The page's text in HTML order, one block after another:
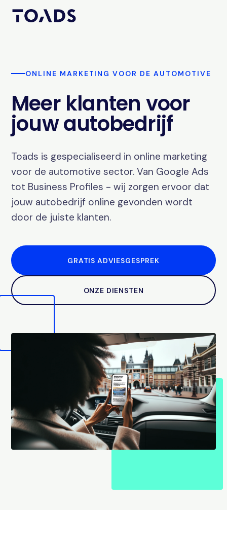
ONLINE MARKETING VOOR DE AUTOMOTIVE
Meer klanten voor
jouw autobedrijf
Toads is gespecialiseerd in online marketing
voor de automotive sector. Van Google Ads
tot Business Profiles - wij zorgen ervoor dat
jouw autobedrijf online gevonden wordt
door de juiste klanten.
GRATIS ADVIESGESPREK
ONZE DIENSTEN